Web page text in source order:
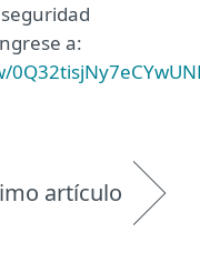
a:
artículo